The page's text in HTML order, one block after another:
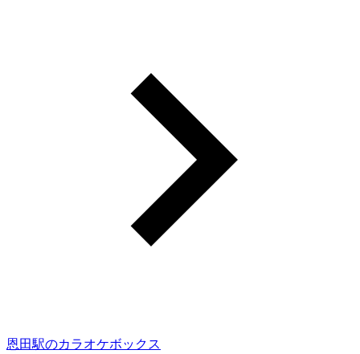
恩田駅のカラオケボックス